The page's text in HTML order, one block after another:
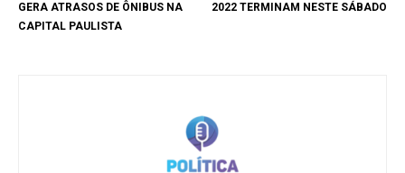
GERA ATRASOS DE ÔNIBUS NA
CAPITAL PAULISTA
2022 TERMINAM NESTE SÁBADO